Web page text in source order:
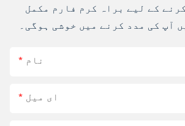
کے لیے براہ کرم فارم مکمل
آپ کی مدد کرنے میں خوشی ہوگی۔
نام
ای میل